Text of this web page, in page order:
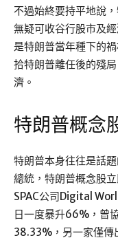
不過始終要持平地說
無疑可收谷行股市及
是特朗普當年種下的
拾特朗普離任後的殘
濟。
特朗普概念
特朗普本身往往是話
總統，特朗普概念股
SPAC公司Digital
日一度暴升66%，曾
38.33%，另一家僅傳